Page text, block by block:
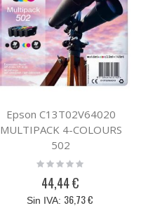
Epson C13T02V64020
MULTIPACK 4-COLOURS
502
Rating:
44,44 €
36,73 €